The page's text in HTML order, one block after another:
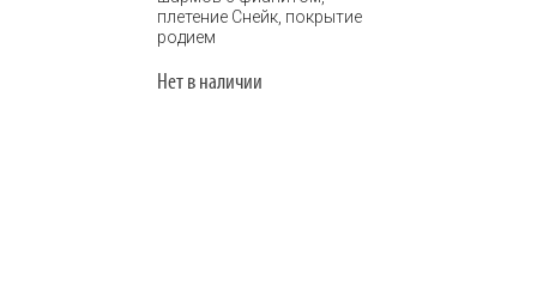
плетение Снейк, покрытие
родием
Нет в наличии